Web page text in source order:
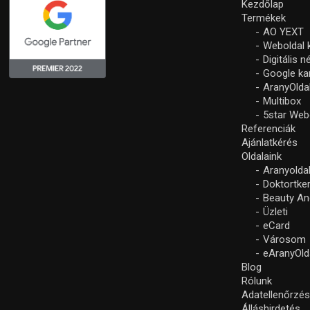
Kezdőlap
Termékek
AO YEXT
Weboldal
Digitális
Google
Multibox
5star
Referenciák
Ajánlatkérés
Oldalaink
Beauty
Üzleti
eCard
Városom
Blog
Rólunk
Adatellenőrzés